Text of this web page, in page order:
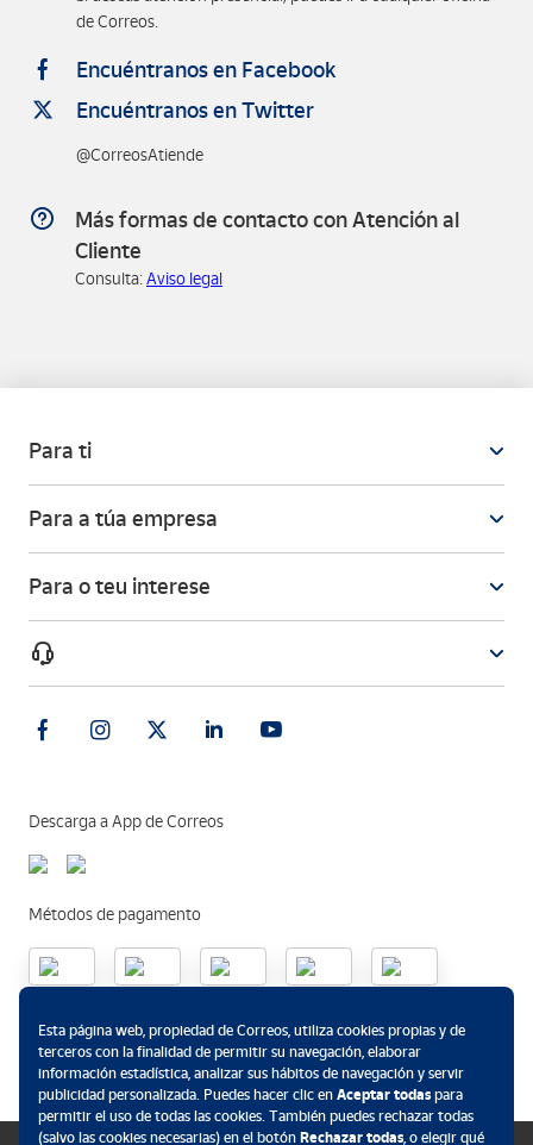
de Correos.
Encuéntranos en Facebook
Encuéntranos en Twitter
@CorreosAtiende
Más formas de contacto con Atención al
Cliente
Consulta:Aviso legal
Para ti
Para a túa empresa
Para o teu interese
Descarga a App de Correos
Métodos de pagamento
Esta página web, propiedad de Correos, utiliza cookies propias y de
terceros con la finalidad de permitir su navegación, elaborar
información estadística, analizar sus hábitos de navegación y servir
publicidad personalizada. Puedes hacer clic en Aceptar todaspara
permitir el uso de todas las cookies. También puedes rechazar todas
(salvo las cookies necesarias) en el botón Rechazar todas, o elegir qué